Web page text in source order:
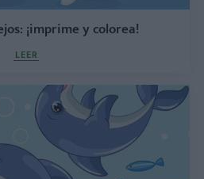
¡imprime y colorea!
LEER